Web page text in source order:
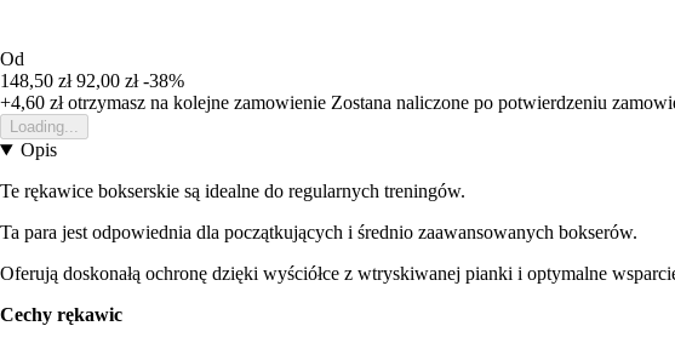
Od
148,50 zł 92,00 zł -38%
+4,60 złotrzymasz na kolejne zamowienie Zostana naliczone po potwierdzeniu
Loading...
Opis
Te rękawice bokserskie są idealne do regularnych treningów.
Ta para jest odpowiednia dla początkujących i średnio zaawansowanych bokserów.
Oferują doskonałą ochronę dzięki wyściółce z wtryskiwanej pianki i optymalne
Cechy rękawic